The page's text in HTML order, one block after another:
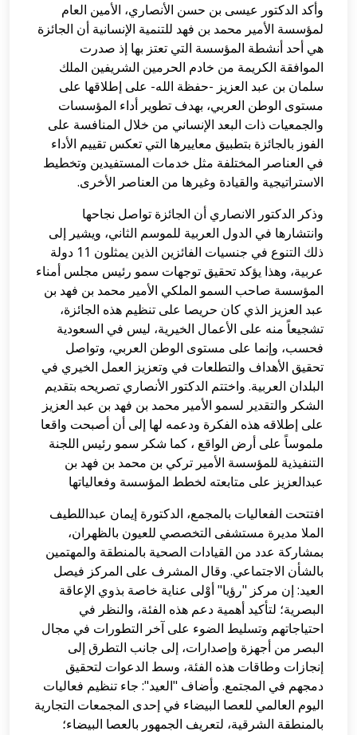
وأكد الدكتور عيسى بن حسن الأنصاري، الأمين العام
لمؤسسة الأمير محمد بن فهد للتنمية الإنسانية أن الجائزة
هي أحد أنشطة المؤسسة التي تعتز بها إذ صدرت
الموافقة الكريمة من خادم الحرمين الشريفين الملك
سلمان بن عبد العزيز -حفظة الله- على إطلاقها على
مستوى الوطن العربي، بهدف تطوير أداء المؤسسات
والجمعيات ذات البعد الإنساني من خلال المنافسة على
الفوز بالجائزة بتطبيق معاييرها التي تعكس تقييم الأداء
في العناصر المختلفة مثل خدمات المستفيدين وتخطيط
الاستراتيجية والقيادة وغيرها من العناصر الأخرى.
وذكر الدكتور الانصاري أن الجائزة تواصل نجاحها
وانتشارها في الدول العربية للموسم الثاني، ويشير إلى
ذلك التنوع في جنسيات الفائزين الذين يمثلون 11 دولة
عربية، وهذا يؤكد تحقيق توجهات سمو رئيس مجلس أمناء
المؤسسة صاحب السمو الملكي الأمير محمد بن فهد بن
عبد العزيز الذي كان حريصا على تنظيم هذه الجائزة،
تشجيعاً منه على الأعمال الخيرية، ليس في السعودية
فحسب، وإنما على مستوى الوطن العربي، وتواصل
تحقيق الأهداف والتطلعات في وتعزيز العمل الخيري في
البلدان العربية. واختتم الدكتور الأنصاري تصريحه بتقديم
الشكر والتقدير لسمو الأمير محمد بن فهد بن عبد العزيز
على إطلاقه هذه الفكرة ودعمه لها إلى أن أصبحت واقعا
ملموساً على أرض الواقع ، كما شكر سمو رئيس اللجنة
التنفيذية للمؤسسة الأمير تركي بن محمد بن فهد بن
عبدالعزيز على متابعته لخطط المؤسسة وفعالياتها
افتتحت الفعاليات بالمجمع، الدكتورة إيمان عبداللطيف
الملا مديرة مستشفى التخصصي للعيون بالظهران،
بمشاركة عدد من القيادات الصحية بالمنطقة والمهتمين
بالشأن الاجتماعي. وقال المشرف على المركز فيصل
العيد: إن مركز "رؤيا" أوْلى عناية خاصة بذوي الإعاقة
البصرية؛ لتأكيد أهمية دعم هذه الفئة، والنظر في
احتياجاتهم وتسليط الضوء على آخر التطورات في مجال
البصر من أجهزة وإصدارات، إلى جانب التطرق إلى
إنجازات وطاقات هذه الفئة، وسط الدعوات لتحقيق
دمجهم في المجتمع. وأضاف "العيد": جاء تنظيم فعاليات
اليوم العالمي للعصا البيضاء في إحدى المجمعات التجارية
بالمنطقة الشرقية، لتعريف الجمهور بالعصا البيضاء؛